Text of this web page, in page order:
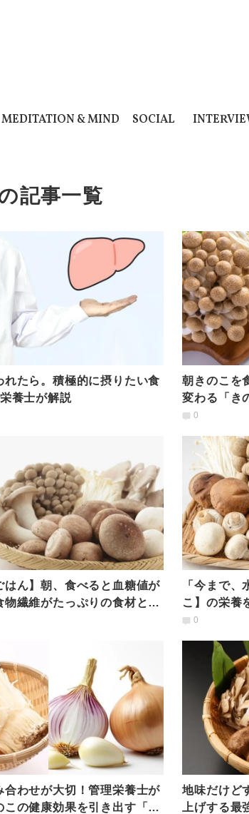
MEDITATION & MIND SOCIAL
記事一覧
れたら。積極的に摂りたい食
養士が解説
朝きのこを
変わる「き
解説
0
はん】朝、食べると血糖値が
物繊維がたっぷりの食材と
が解説
「今まで
こ】の栄養
栄養士が解説
0
合わせが大切！管理栄養士が
この健康効果を引き出す「食
地味だけど
上げする